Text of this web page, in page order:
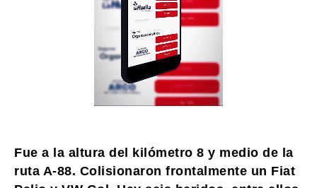
Fue a la altura del kilómetro 8 y medio de la
ruta A-88. Colisionaron frontalmente un Fiat